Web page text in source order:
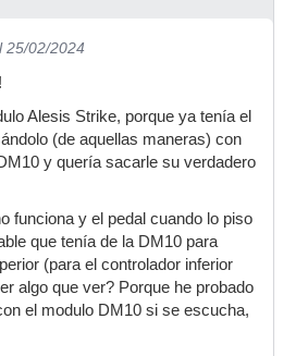
25/02/2024
Alesis Strike, porque ya tenía el
(de aquellas maneras) con
y quería sacarle su verdadero
funciona y el pedal cuando lo piso
que tenía de la DM10 para
(para el controlador inferior
algo que ver? Porque he probado
el modulo DM10 si se escucha,